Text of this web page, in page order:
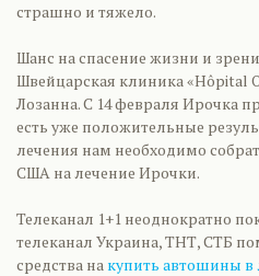
страшно и тяжело.
Шанс на спасение жизни и
Швейцарская клиника «Hôpital
Лозанна. С 14 февраля Ирочка
есть уже положительные
лечения нам необходимо
США на лечение Ирочки.
Телеканал 1+1 неоднократно
телеканал Украина, ТНТ, СТБ
средства на купить автошины в